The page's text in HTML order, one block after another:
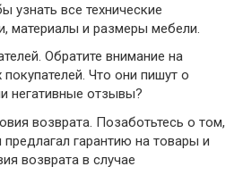
узнать все технические
материалы и размеры мебели.
Обратите внимание на
Что они пишут о
негативные отзывы?
возврата. Позаботьтесь о том,
гарантию на товары и
возврата в случае